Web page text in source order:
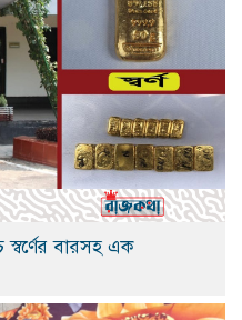
বারসহ এক